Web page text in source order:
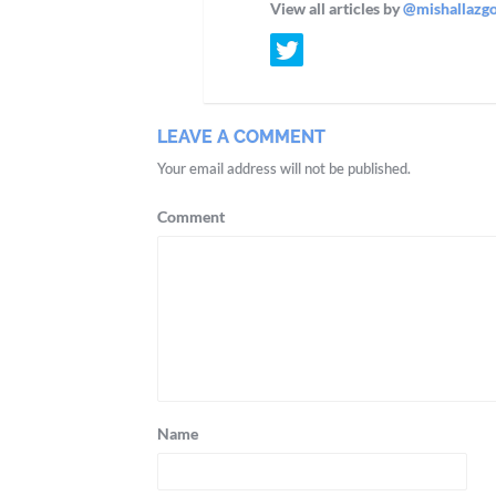
View all articles by
LEAVE A COMMENT
Your email address will not be published.
Comment
Name